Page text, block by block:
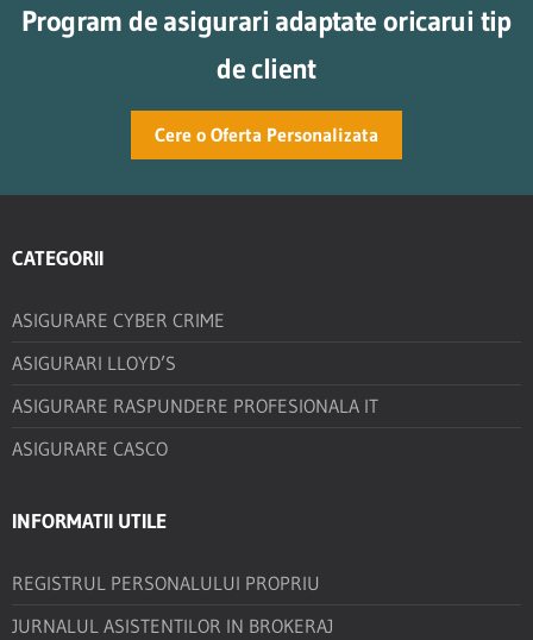
Program de asigurari adaptate oricarui tip
de client
Cere o Oferta Personalizata
CATEGORII
ASIGURARE CYBER CRIME
ASIGURARI LLOYD’S
ASIGURARE RASPUNDERE PROFESIONALA IT
ASIGURARE CASCO
INFORMATII UTILE
REGISTRUL PERSONALULUI PROPRIU
JURNALUL ASISTENTILOR IN BROKERAJ